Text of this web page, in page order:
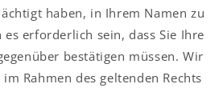
haben, in Ihrem Namen zu
erforderlich sein, dass Sie Ihre
bestätigen müssen. Wir
Rahmen des geltenden Rechts